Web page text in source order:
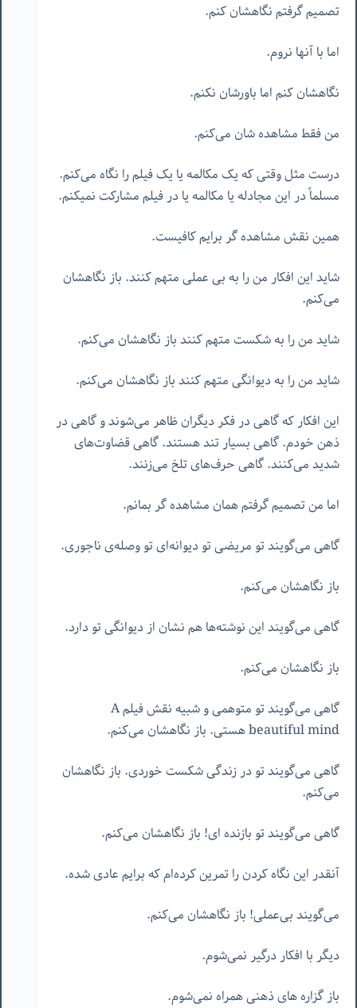
تصمیم گرفتم نگاهشان کنم.
اما با آنها نروم.
نگاهشان کنم اما باورشان نکنم.
من فقط مشاهده شان می‌کنم.
درست مثل وقتی که یک مکالمه یا یک فیلم را نگاه می‌کنم.
مسلماً در این مجادله یا مکالمه یا در فیلم مشارکت نمیکنم.
همین نقش مشاهده گر برایم کافیست.
شاید این افکار من را به بی عملی متهم کنند. باز نگاهشان
می‌کنم.
شاید من را به شکست متهم کنند باز نگاهشان می‌کنم.
شاید من را به دیوانگی متهم کنند باز نگاهشان می‌کنم.
این افکار که گاهی در فکر دیگران ظاهر می‌شوند و گاهی در
ذهن خودم. گاهی بسیار تند هستند. گاهی قضاوت‌های
شدید می‌کنند. گاهی حرف‌های تلخ می‌زنند.
اما من تصمیم گرفتم همان مشاهده گر بمانم.
گاهی می‌گویند تو مریضی تو دیوانه‌ای تو وصله‌ی ناجوری.
باز نگاهشان می‌کنم.
گاهی می‌گویند این نوشته‌ها هم نشان از دیوانگی تو دارد.
باز نگاهشان می‌کنم.
گاهی می‌گویند تو متوهمی و شبیه نقش فیلم A
beautiful mind هستی. باز نگاهشان می‌کنم.
گاهی می‌گویند تو در زندگی شکست خوردی. باز نگاهشان
می‌کنم.
گاهی می‌گویند تو بازنده ای! باز نگاهشان می‌کنم.
آنقدر این نگاه کردن را تمرین کرده‌ام که برایم عادی شده.
می‌گویند بی‌عملی! باز نگاهشان می‌کنم.
دیگر با افکار درگیر نمی‌شوم.
باز گزاره های ذهنی همراه نمی‌شوم.